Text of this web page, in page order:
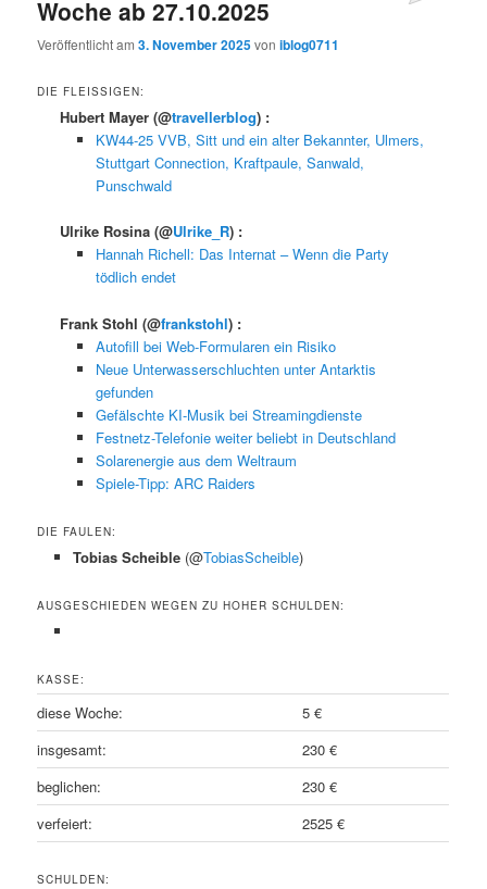
Woche ab 27.10.2025
Veröffentlicht am3. November 2025voniblog0711
DIE FLEISSIGEN:
Hubert Mayer(@travellerblog) :
KW44-25 VVB, Sitt und ein alter Bekannter, Ulmers,
Stuttgart Connection, Kraftpaule, Sanwald,
Punschwald
Ulrike Rosina(@Ulrike_R) :
Hannah Richell: Das Internat – Wenn die Party
tödlich endet
Frank Stohl(@frankstohl) :
Autofill bei Web-Formularen ein Risiko
Neue Unterwasserschluchten unter Antarktis
gefunden
Gefälschte KI-Musik bei Streamingdienste
Festnetz-Telefonie weiter beliebt in Deutschland
Solarenergie aus dem Weltraum
Spiele-Tipp: ARC Raiders
DIE FAULEN:
Tobias Scheible (@TobiasScheible)
AUSGESCHIEDEN WEGEN ZU HOHER SCHULDEN:
KASSE:
diese Woche:
5 €
insgesamt:
230 €
beglichen:
230 €
verfeiert:
2525 €
SCHULDEN: